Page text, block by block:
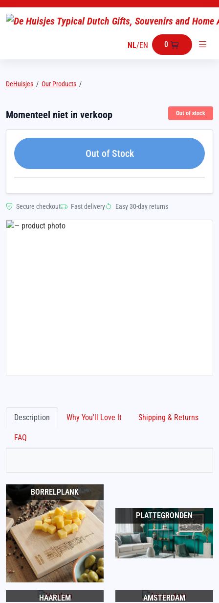
NL/EN 0
DeHuisjes / Our Products /
Momenteel niet in verkoop Out of stock
Out of Stock
Secure checkout Fast delivery Easy 30-day returns
Description Why You'll Love It Shipping & Returns
FAQ
BORRELPLANK
PLATTEGRONDEN
HAARLEM AMSTERDAM